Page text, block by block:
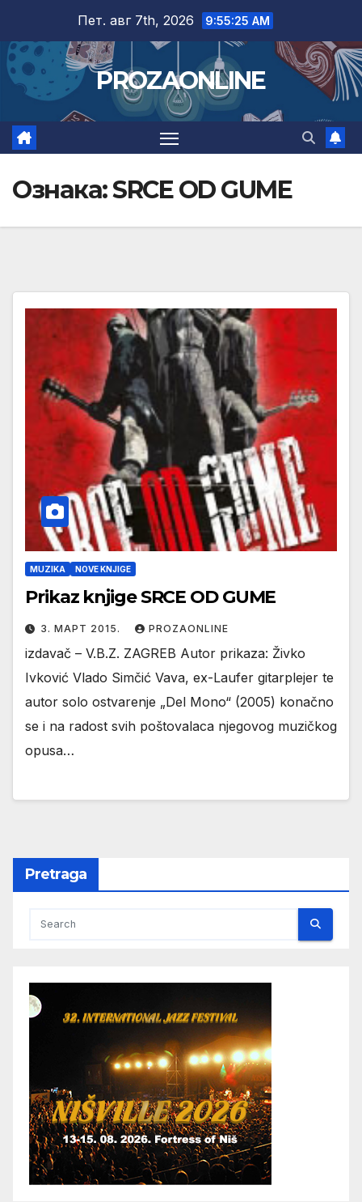
content
Пет. авг 7th, 2026 9:55:26 AM
PROZAONLINE
Ознака:SRCE OD GUME
MUZIKA NOVE KNJIGE
Prikaz knjige SRCE OD GUME
3. МАРТ 2015. PROZAONLINE
izdavač – V.B.Z. ZAGREB Autor prikaza: Živko
Ivković Vlado Simčić Vava, ex-Laufer gitarplejer te
autor solo ostvarenje „Del Mono“ (2005) konačno
se i na radost svih poštovalaca njegovog muzičkog
opusa…
Pretraga